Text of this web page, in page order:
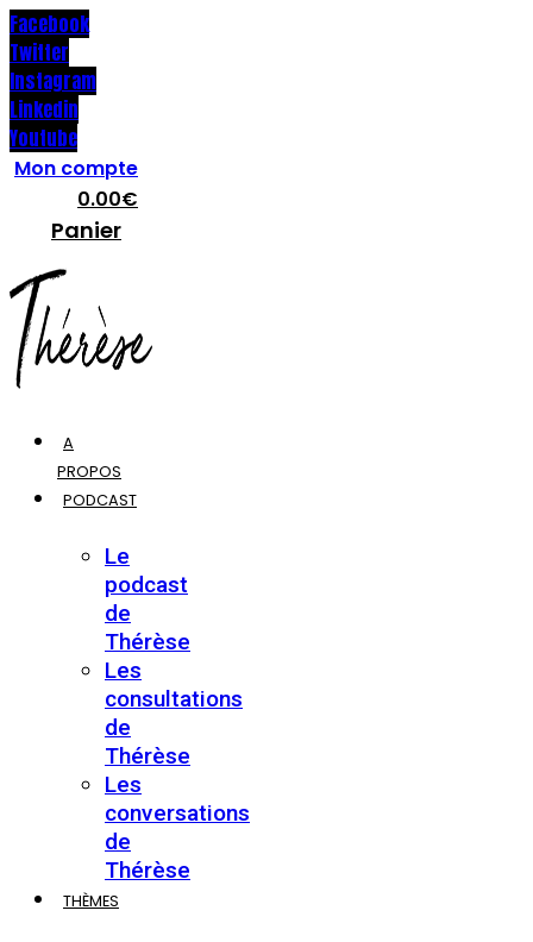
Facebook
Twitter
Instagram
Linkedin
Youtube
Mon compte
0.00€
Panier
A
PROPOS
PODCAST
Le
podcast
de
Thérèse
Les
consultations
de
Thérèse
Les
conversations
de
Thérèse
THÈMES